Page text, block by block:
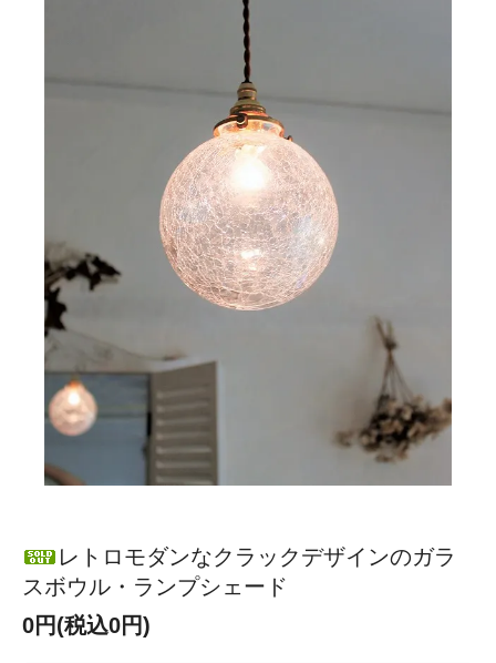
レトロモダンなクラックデザインのガラ
スボウル・ランプシェード
0円(税込0円)